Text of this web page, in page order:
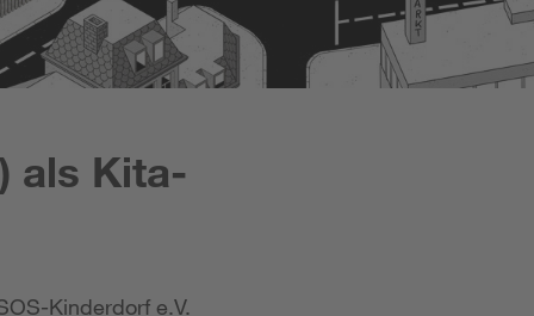
als Kita-
Kinderdorf e.V.